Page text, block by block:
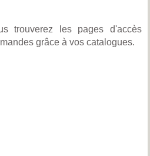
trouverez les pages d'accès
grâce à vos catalogues.